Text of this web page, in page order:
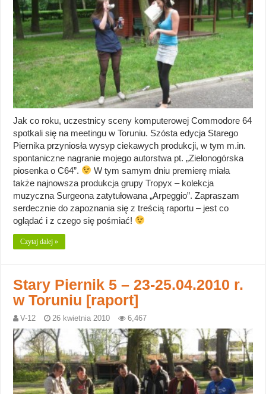
Jak co roku, uczestnicy sceny komputerowej Commodore 64
spotkali się na meetingu w Toruniu. Szósta edycja Starego
Piernika przyniosła wysyp ciekawych produkcji, w tym m.in.
spontaniczne nagranie mojego autorstwa pt. „Zielonogórska
piosenka o C64”.
W tym samym dniu premierę miała
także najnowsza produkcja grupy Tropyx – kolekcja
muzyczna Surgeona zatytułowana „Arpeggio”. Zapraszam
serdecznie do zapoznania się z treścią raportu – jest co
oglądać i z czego się pośmiać!
Czytaj dalej »
Stary Piernik 5 – 23-25.04.2010 r.
w Toruniu [raport]
V-12 26 kwietnia 2010 6,467